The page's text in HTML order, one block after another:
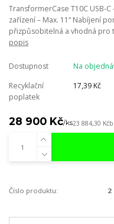
TransformerCase T10C USB-
zařízení – Max. 11“ Nabíjení
přizpůsobitelná a vhodná pro
popis
Dostupnost
Na
Recyklační
poplatek
17,39 Kč
28 900 Kč/ks23 884,30 Kč
Číslo produktu: 2